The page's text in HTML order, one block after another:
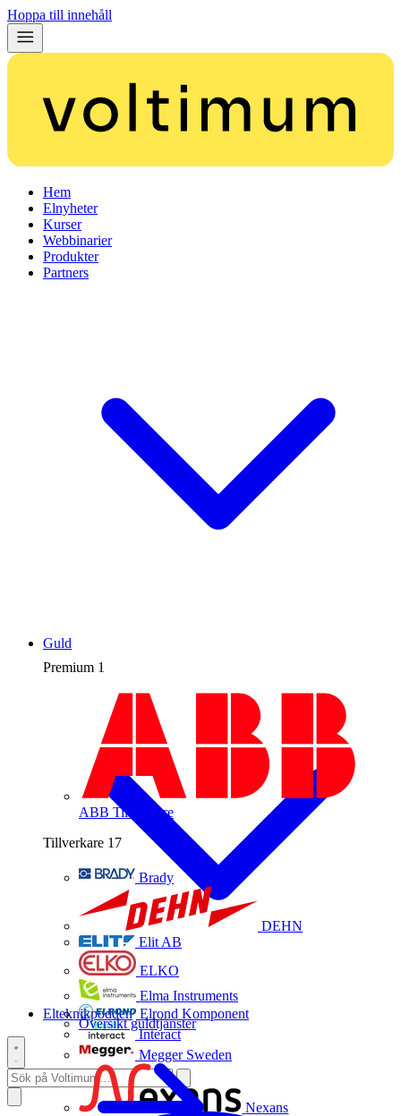
Hoppa till innehåll
Hem
Elnyheter
Kurser
Webbinarier
Produkter
Partners
Premium 1
ABB Tillverkare
Tillverkare 17
Brady
DEHN
Elit AB
ELKO
Elma Instruments
Elrond Komponent
Interact
Megger Sweden
Nexans
Guld
Översikt guldtjänster
Elteknikpodden